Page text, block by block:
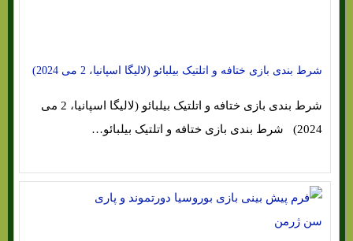
شرط بندی بازی ختافه و اتلتیک بیلبائو (لالیگا اسپانیا، 2 می 2024)
شرط بندی بازی ختافه و اتلتیک بیلبائو (لالیگا اسپانیا، 2 می
2024) شرط بندی بازی ختافه و اتلتیک بیلبائو…